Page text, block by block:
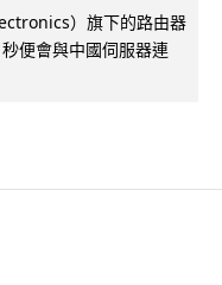
）旗下的路由器
便會與中國伺服器連